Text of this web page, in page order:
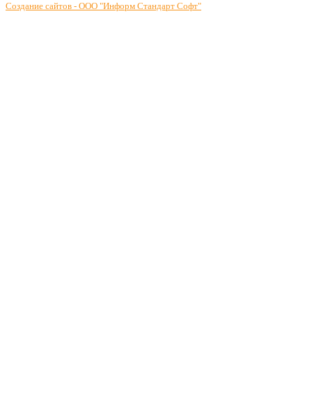
Создание сайтов - ООО "Информ Стандарт Софт"